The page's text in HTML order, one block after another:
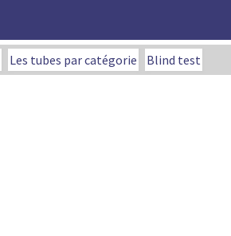
Les tubes par catégorie Blind test